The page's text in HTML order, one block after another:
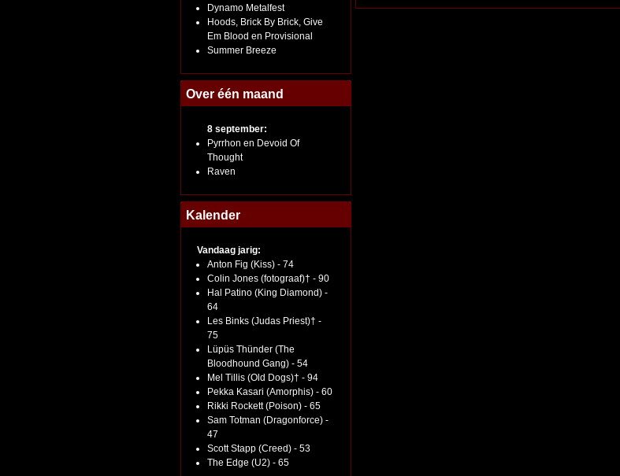
Dynamo Metalfest
Hoods, Brick By Brick, Give
Em Blood en Provisional
Summer Breeze
Over één maand
8 september:
Pyrrhon en Devoid Of
Thought
Raven
Kalender
Vandaag jarig:
Anton Fig (Kiss) - 74
Colin Jones (fotograaf)† - 90
Hal Patino (King Diamond) -
64
Les Binks (Judas Priest)† -
75
Lüpüs Thünder (The
Bloodhound Gang) - 54
Mel Tillis (Old Dogs)† - 94
Pekka Kasari (Amorphis) - 60
Rikki Rockett (Poison) - 65
Sam Totman (Dragonforce) -
47
Scott Stapp (Creed) - 53
The Edge (U2) - 65